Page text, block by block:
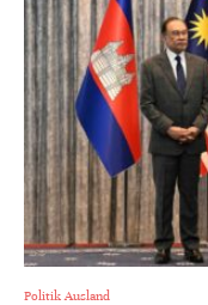
Politik Ausland